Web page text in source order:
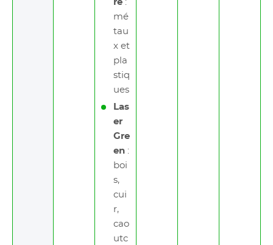
re :
mé
tau
x et
pla
stiq
ues
Las
er
Gre
en :
boi
s,
cui
r,
cao
utc